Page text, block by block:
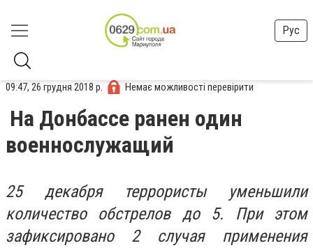
Рус
09:47, 26 грудня 2018 р. Немає можливості перевірити
На Донбассе ранен один
военнослужащий
25 декабря террористы уменьшили
количество обстрелов до 5. При этом
зафиксировано 2 случая применения